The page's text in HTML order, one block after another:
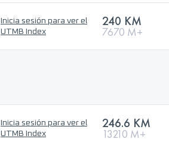
Inicia sesión para ver el
UTMB Index
240 KM
7670 M+
Inicia sesión para ver el
UTMB Index
246.6 KM
13210 M+